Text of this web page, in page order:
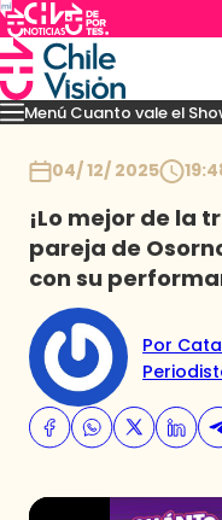
Menú Cuanto vale el
Momentos
04/ 12/ 2025
¡Lo mejor de la
pareja de
con su
Por